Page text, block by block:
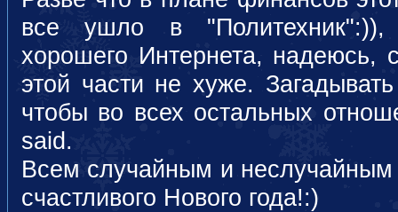
все ушло в
хорошего Интернета, надеюсь,
этой части не хуже.
чтобы во всех остальных
said.
Всем случайным и
счастливого Нового года!:)